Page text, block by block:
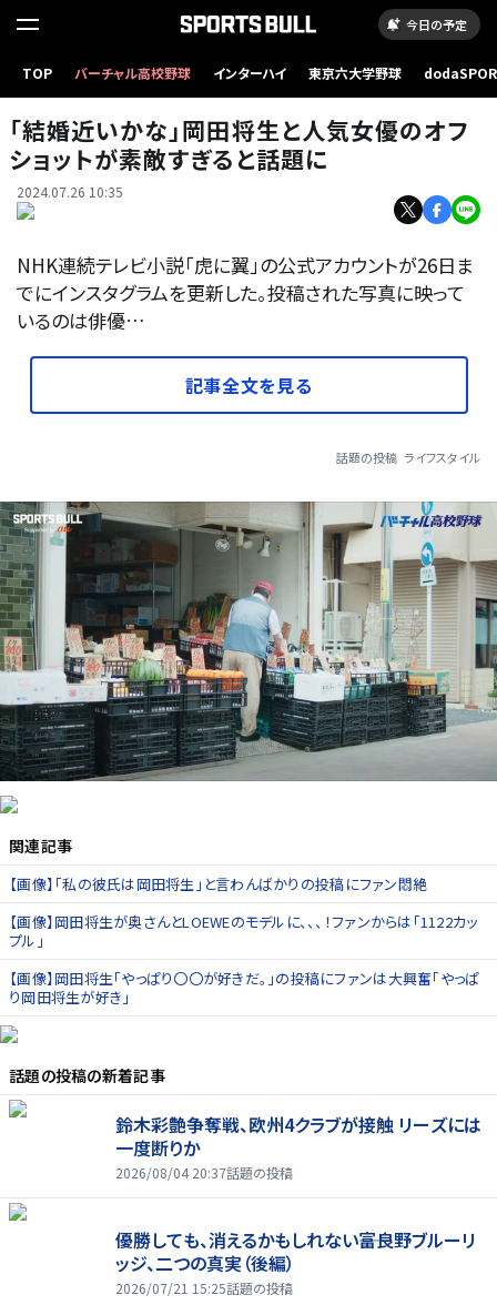
今日の予定
TOP バーチャル高校野球 インターハイ 東京六大学野球
「結婚近いかな」岡田将生と人気女優のオフ
ショットが素敵すぎると話題に
2024.07.26 10:35
NHK連続テレビ小説「虎に翼」の公式アカウントが26日ま
でにインスタグラムを更新した。投稿された写真に映って
いるのは俳優…
記事全文を見る
話題の投稿 ライフスタイル
関連記事
【画像】「私の彼氏は岡田将生」と言わんばかりの投稿にファン悶絶
【画像】岡田将生が奥さんとLOEWEのモデルに、、、！ファンからは「1122カッ
プル」
【画像】岡田将生「やっぱり〇〇が好きだ。」の投稿にファンは大興奮「やっぱ
り岡田将生が好き」
話題の投稿の新着記事
鈴木彩艶争奪戦、欧州4クラブが接触 リーズには
一度断りか
2026/08/04 20:37話題の投稿
優勝しても、消えるかもしれない――富良野ブルーリ
ッジ、二つの真実（後編）
2026/07/21 15:25話題の投稿